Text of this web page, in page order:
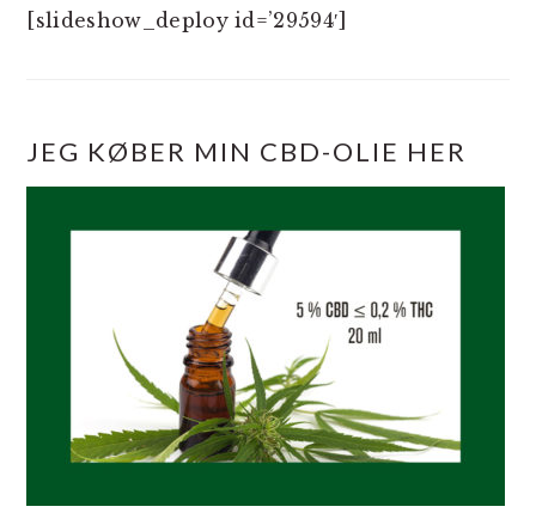
[slideshow_deploy id=’29594′]
JEG KØBER MIN CBD-OLIE HER